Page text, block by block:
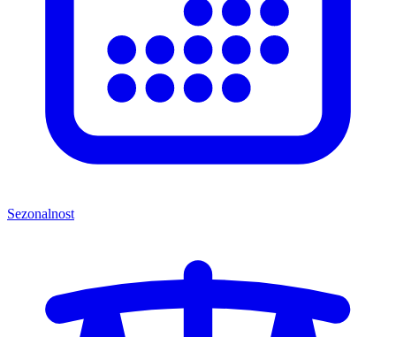
Sezonalnost